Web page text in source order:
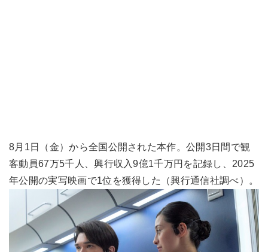
8月1日（金）から全国公開された本作。公開3日間で観
客動員67万5千人、興行収入9億1千万円を記録し、2025
年公開の実写映画で1位を獲得した（興行通信社調べ）。